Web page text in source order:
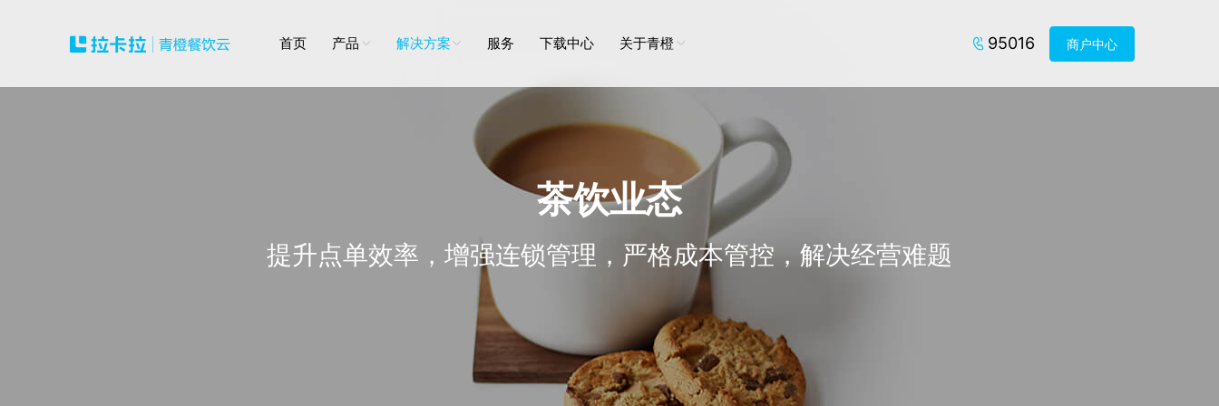
首页 产品 解决方案 服务 下载中心 关于青橙 95016 商户中心
茶饮业态
提升点单效率，增强连锁管理，严格成本管控，解决经营难题